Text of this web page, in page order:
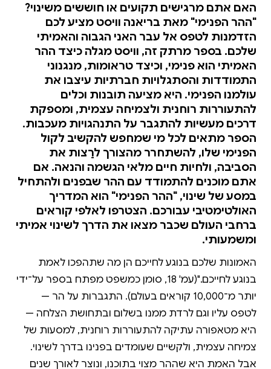
האם אתם מרגישים תקועים או חוששים משינוי?
"ההר הפנימי" מאת בריאנה וויסט מציע לכם
הזדמנות לטפס אל עבר האני הגבוה והאמיתי
שלכם. בספר מרתק זה, וויסט מגלה כיצד ההר
האמיתי הוא פנימי, וכיצד טראומות, מנגנוני
התמודדות והסתגלויות חברתיות עיצבו את
עולמנו הפנימי. היא מציעה תובנות וכלים
להתעוררות רוחנית ולצמיחה עצמית, ומספקת
דרכים מעשיות להתגבר על התנהגויות מעכבות.
הספר מתאים לכל מי שמחפש להקשיב לקול
הפנימי שלו, להשתחרר מהצורך לרַצות את
הסביבה, ולחיות חיים מלאי הגשמה והנאה. אם
אתם מוכנים להתמודד עם ההר שבפנים ולהתחיל
במסע של שינוי, "ההר הפנימי" הוא המדריך
האולטימטיבי עבורכם. הצטרפו לאלפי קוראים
ברחבי העולם שכבר מצאו את הדרך לשינוי אמיתי
ומשמעותי.
האמונות שלכם בנוגע לחייכם הן מה שתהפכו לאמת
בנוגע לחייכם."(עמ' 18, סומן כמשפט מפתח בספר על־ידי
יותר מ־10,000 קוראים בעולם). התגברות על הר —
לטפס עליו וגם לרדת ממנו בשלום ובתחושת הצלחה —
היא מטאפורה עתיקה להתעוררות רוחנית, למסעות של
צמיחה עצמית, ולקשיים שעומדים בפנינו בדרך לשינוי.
אבל האמת היא שההר מצוי בתוכנו, ונוצר לאורך שנים